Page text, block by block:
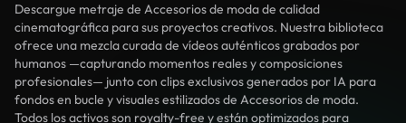
Descargue metraje de Accesorios de moda de calidad
cinematográfica para sus proyectos creativos. Nuestra biblioteca
ofrece una mezcla curada de vídeos auténticos grabados por
humanos —capturando momentos reales y composiciones
profesionales— junto con clips exclusivos generados por IA para
fondos en bucle y visuales estilizados de Accesorios de moda.
Todos los activos son royalty-free y están optimizados para